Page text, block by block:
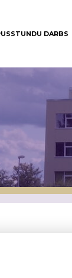
DARBS